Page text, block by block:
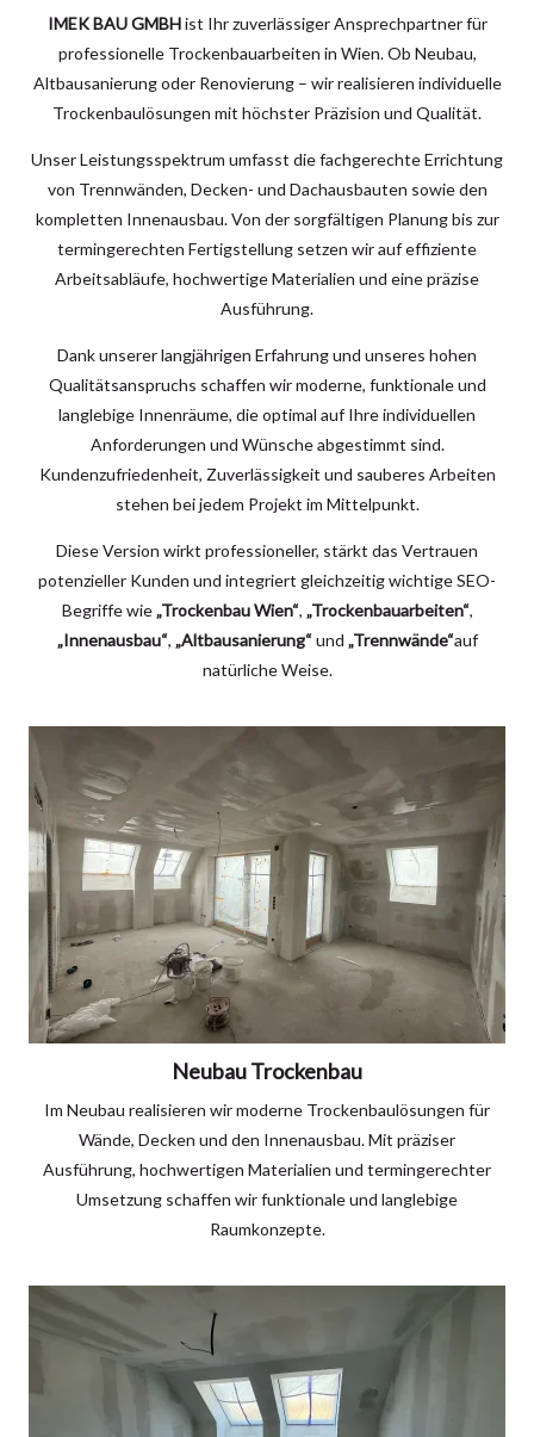
IMEK BAU GMBHist Ihr zuverlässiger Ansprechpartner für
professionelle Trockenbauarbeiten in Wien. Ob Neubau,
Altbausanierung oder Renovierung – wir realisieren individuelle
Trockenbaulösungen mit höchster Präzision und Qualität.
Unser Leistungsspektrum umfasst die fachgerechte Errichtung
von Trennwänden, Decken- und Dachausbauten sowie den
kompletten Innenausbau. Von der sorgfältigen Planung bis zur
termingerechten Fertigstellung setzen wir auf effiziente
Arbeitsabläufe, hochwertige Materialien und eine präzise
Ausführung.
Dank unserer langjährigen Erfahrung und unseres hohen
Qualitätsanspruchs schaffen wir moderne, funktionale und
langlebige Innenräume, die optimal auf Ihre individuellen
Anforderungen und Wünsche abgestimmt sind.
Kundenzufriedenheit, Zuverlässigkeit und sauberes Arbeiten
stehen bei jedem Projekt im Mittelpunkt.
Diese Version wirkt professioneller, stärkt das Vertrauen
potenzieller Kunden und integriert gleichzeitig wichtige SEO-
Begriffe wie„Trockenbau Wien“, „Trockenbauarbeiten“,
„Innenausbau“, „Altbausanierung“und „Trennwände“auf
natürliche Weise.
Neubau Trockenbau
Im Neubau realisieren wir moderne Trockenbaulösungen für
Wände, Decken und den Innenausbau. Mit präziser
Ausführung, hochwertigen Materialien und termingerechter
Umsetzung schaffen wir funktionale und langlebige
Raumkonzepte.